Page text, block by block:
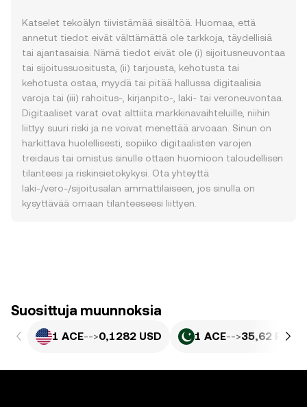
Katselet tekoälyn tiivistämää sisältöä. Huomaa, että
annetut tiedot eivät välttämättä ole tarkkoja, täydellisiä
tai ajantasaisia. Nämä tiedot eivät ole (i) sijoitusneuvontaa
tai sijoitussuositusta, (ii) tarjousta, kehotusta tai
kehotusta ostaa, myydä tai pitää hallussa digitaalisia
varoja tai (iii) rahoitus-, kirjanpito-, laki- tai veroneuvontaa.
Digitaaliset varat ovat alttiita markkinavaihteluille, niihin
liittyy suuri riski ja ne voivat menettää arvoaan. Sinun on
harkittava huolellisesti, sopiiko digitaalisten varojen
treidaus tai omistus sinulle ottaen huomioon taloudellisen
tilanteesi ja riskinsietokykysi. Ota yhteyttä
laki-/vero-/sijoitusalan ammattilaiseen, jos sinulla on
kysyttävää omaan tilanteeseesi liittyen.
Suosittuja muunnoksia
1 ACE-->0,1282 USD 1 ACE-->35,62 PKR